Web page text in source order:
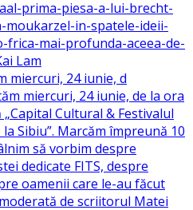
miercuri, 24 iunie, d